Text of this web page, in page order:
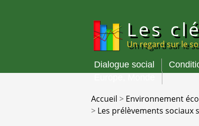
Les
Un regard sur le
Menu
Dialogue social
Accueil > Environnement
> Les prélèvements sociaux